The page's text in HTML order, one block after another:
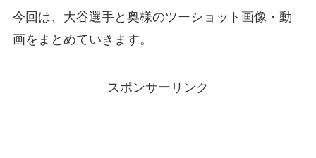
今回は、大谷選手と奥様のツーショット画像・動
画をまとめていきます。
スポンサーリンク